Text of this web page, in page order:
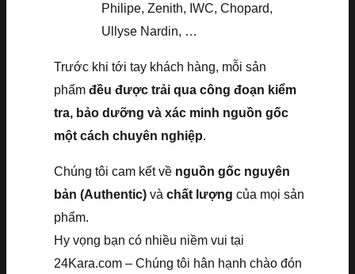
Philipe, Zenith, IWC, Chopard,
Ullyse Nardin, …
Trước khi tới tay khách hàng, mỗi sản
phẩm đều được trải qua công đoạn kiểm
tra, bảo dưỡng và xác minh nguồn gốc
một cách chuyên nghiệp.
Chúng tôi cam kết về nguồn gốc nguyên
bản (Authentic) và chất lượng của mọi sản
phẩm.
Hy vọng bạn có nhiều niềm vui tại
24Kara.com – Chúng tôi hân hạnh chào đón